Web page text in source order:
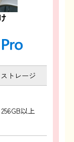
ストレージ
256GB以上